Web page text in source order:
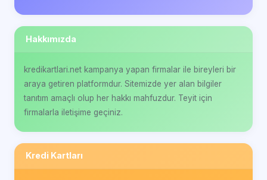
Hakkımızda
kredikartlari.net kampanya yapan firmalar ile bireyleri bir
araya getiren platformdur. Sitemizde yer alan bilgiler
tanıtım amaçlı olup her hakkı mahfuzdur. Teyit için
firmalarla iletişime geçiniz.
Kredi Kartları